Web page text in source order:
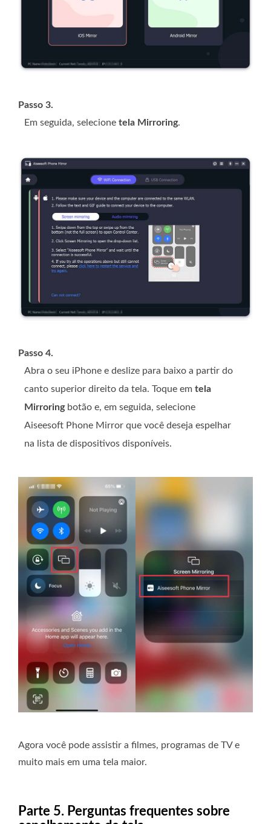
Passo 3.
Em seguida, selecione tela Mirroring.
Passo 4.
Abra o seu iPhone e deslize para baixo a partir do
canto superior direito da tela. Toque em tela
Mirroringbotão e, em seguida, selecione
Aiseesoft Phone Mirror que você deseja espelhar
na lista de dispositivos disponíveis.
Agora você pode assistir a filmes, programas de TV e
muito mais em uma tela maior.
Parte 5. Perguntas frequentes sobre